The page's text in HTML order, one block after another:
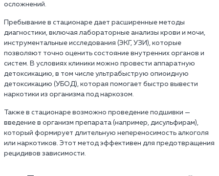
осложнений.
Пребывание в стационаре дает расширенные методы
диагностики, включая лабораторные анализы крови и мочи,
инструментальные исследования (ЭКГ, УЗИ), которые
позволяют точно оценить состояние внутренних органов и
систем. В условиях клиники можно провести аппаратную
детоксикацию, в том числе ультрабыструю опиоидную
детоксикацию (УБОД), которая помогает быстро вывести
наркотики из организма под наркозом.
Также в стационаре возможно проведение подшивки —
введение в организм препарата (например, дисульфирам),
который формирует длительную непереносимость алкоголя
или наркотиков. Этот метод эффективен для предотвращения
рецидивов зависимости.